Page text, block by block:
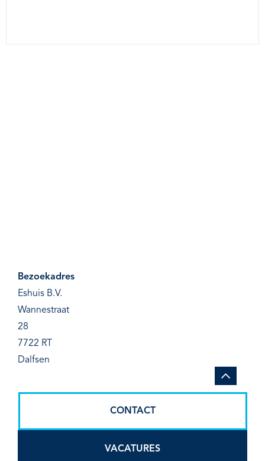
Bezoekadres
Eshuis B.V.
Wannestraat
28
7722 RT
Dalfsen
CONTACT
VACATURES